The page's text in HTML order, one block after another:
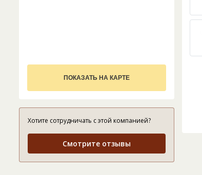
ПОКАЗАТЬ НА КАРТЕ
Хотите сотрудничать с этой компанией?
Смотрите отзывы